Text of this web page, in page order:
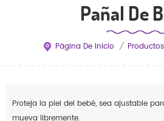
Pañal De
Página De Inicio / Productos
Proteja la piel del bebé, sea ajustable
mueva libremente.